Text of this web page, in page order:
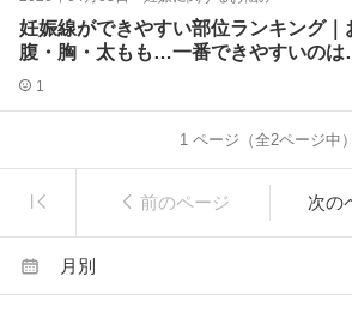
妊娠線ができやすい部位ランキング｜
腹・胸・太もも…一番できやすいのは
こ？
1
1 ページ（全2ページ中）
前のページ 次の
月別